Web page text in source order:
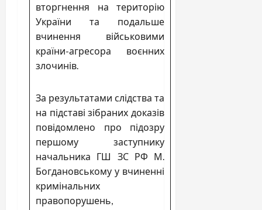
вторгнення на територію
України та подальше
вчинення військовими
країни-агресора воєнних
злочинів.
За результатами слідства та
на підставі зібраних доказів
повідомлено про підозру
першому заступнику
начальника ГШ ЗС РФ М.
Богдановському у вчиненні
кримінальних
правопорушень,